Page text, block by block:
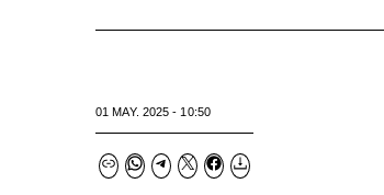
01 MAY. 2025 - 10:50